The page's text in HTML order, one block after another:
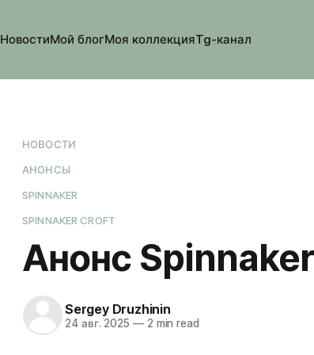
НовостиМой блогМоя коллекцияTg-канал
НОВОСТИ
АНОНСЫ
SPINNAKER
SPINNAKER CROFT
Анонс
Sergey Druzhinin
24 авг. 2025 —2 min read